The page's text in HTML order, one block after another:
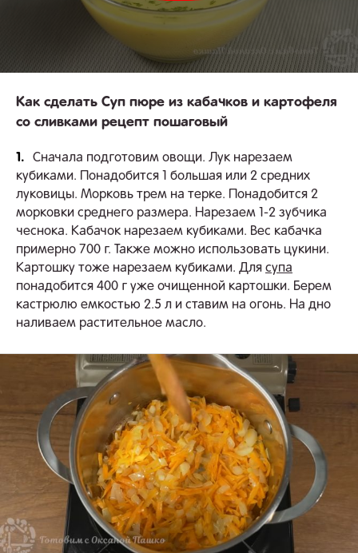
Как сделать Суп пюре из кабачков и картофеля
со сливками рецепт пошаговый
1.
Сначала подготовим овощи. Лук нарезаем
кубиками. Понадобится 1 большая или 2 средних
луковицы. Морковь трем на терке. Понадобится 2
морковки среднего размера. Нарезаем 1-2 зубчика
чеснока. Кабачок нарезаем кубиками. Вес кабачка
примерно 700 г. Также можно использовать цукини.
Картошку тоже нарезаем кубиками. Для супа
понадобится 400 г уже очищенной картошки. Берем
кастрюлю емкостью 2.5 л и ставим на огонь. На дно
наливаем растительное масло.